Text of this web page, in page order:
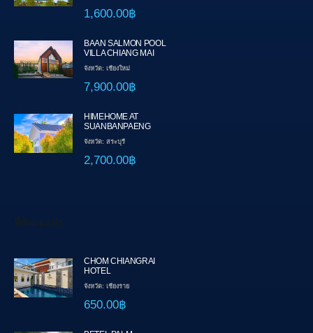
1,600.00฿
BAAN SALMON POOL
VILLA CHIANG MAI
จังหวัด: เชียงใหม่
7,900.00฿
HIMEHOME AT
SUANBANPAENG
จังหวัด: สระบุรี
2,700.00฿
ที่พักแนะนำ
CHOM CHIANGRAI
HOTEL
จังหวัด: เชียงราย
650.00฿